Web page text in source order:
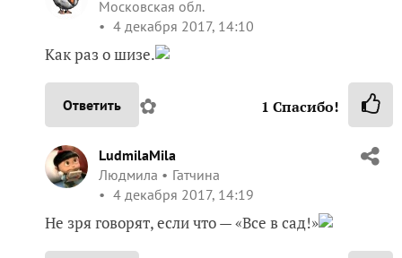
Московская обл.
4 декабря 2017, 14:10
Как раз о шизе.
Ответить ✿ 1 Спасибо!
LudmilaMila
Людмила
Гатчина
4 декабря 2017, 14:19
Не зря говорят, если что — «Все в сад!»